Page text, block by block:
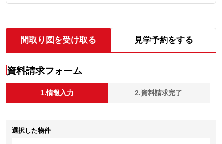
間取り図を受け取る 見学予約をする
資料請求フォーム
1.情報入力 2.資料請求完了
選択した物件